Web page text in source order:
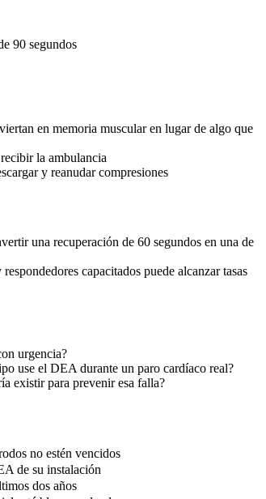
90 segundos
en memoria muscular en lugar de algo que
la ambulancia
y reanudar compresiones
una recuperación de 60 segundos en una de
capacitados puede alcanzar tasas
urgencia?
use el DEA durante un paro cardíaco real?
existir para prevenir esa falla?
no estén vencidos
de su instalación
dos años